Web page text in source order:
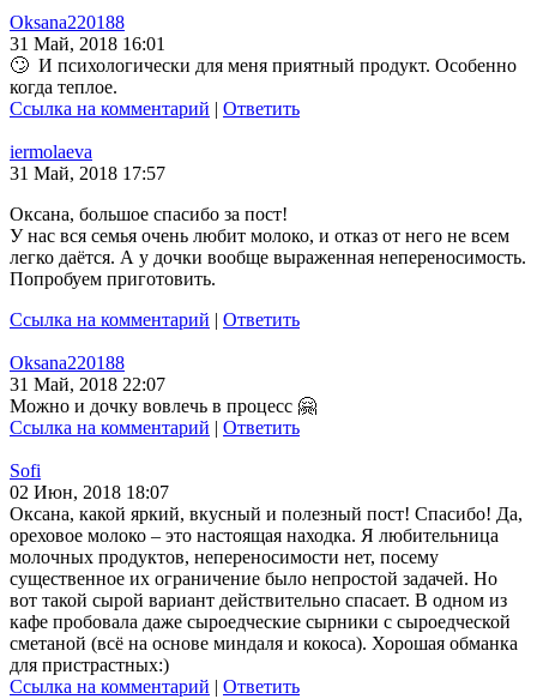
Oksana220188
31 Май, 2018 16:01
🙄 И психологически для меня приятный продукт. Особенно
когда теплое.
Ссылка на комментарий | Ответить
iermolaeva
31 Май, 2018 17:57
Оксана, большое спасибо за пост!
У нас вся семья очень любит молоко, и отказ от него не всем
легко даётся. А у дочки вообще выраженная непереносимость.
Попробуем приготовить.
Ссылка на комментарий | Ответить
Oksana220188
31 Май, 2018 22:07
Можно и дочку вовлечь в процесс 🤗
Ссылка на комментарий | Ответить
Sofi
02 Июн, 2018 18:07
Оксана, какой яркий, вкусный и полезный пост! Спасибо! Да,
ореховое молоко – это настоящая находка. Я любительница
молочных продуктов, непереносимости нет, посему
существенное их ограничение было непростой задачей. Но
вот такой сырой вариант действительно спасает. В одном из
кафе пробовала даже сыроедческие сырники с сыроедческой
сметаной (всё на основе миндаля и кокоса). Хорошая обманка
для пристрастных:)
Ссылка на комментарий | Ответить